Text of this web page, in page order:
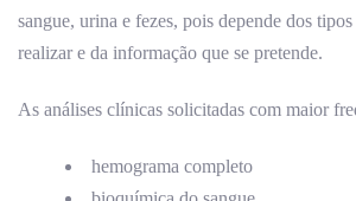
sangue, urina e fezes, pois depende dos
realizar e da informação que se pretende.
As análises clínicas solicitadas com maior
hemograma completo